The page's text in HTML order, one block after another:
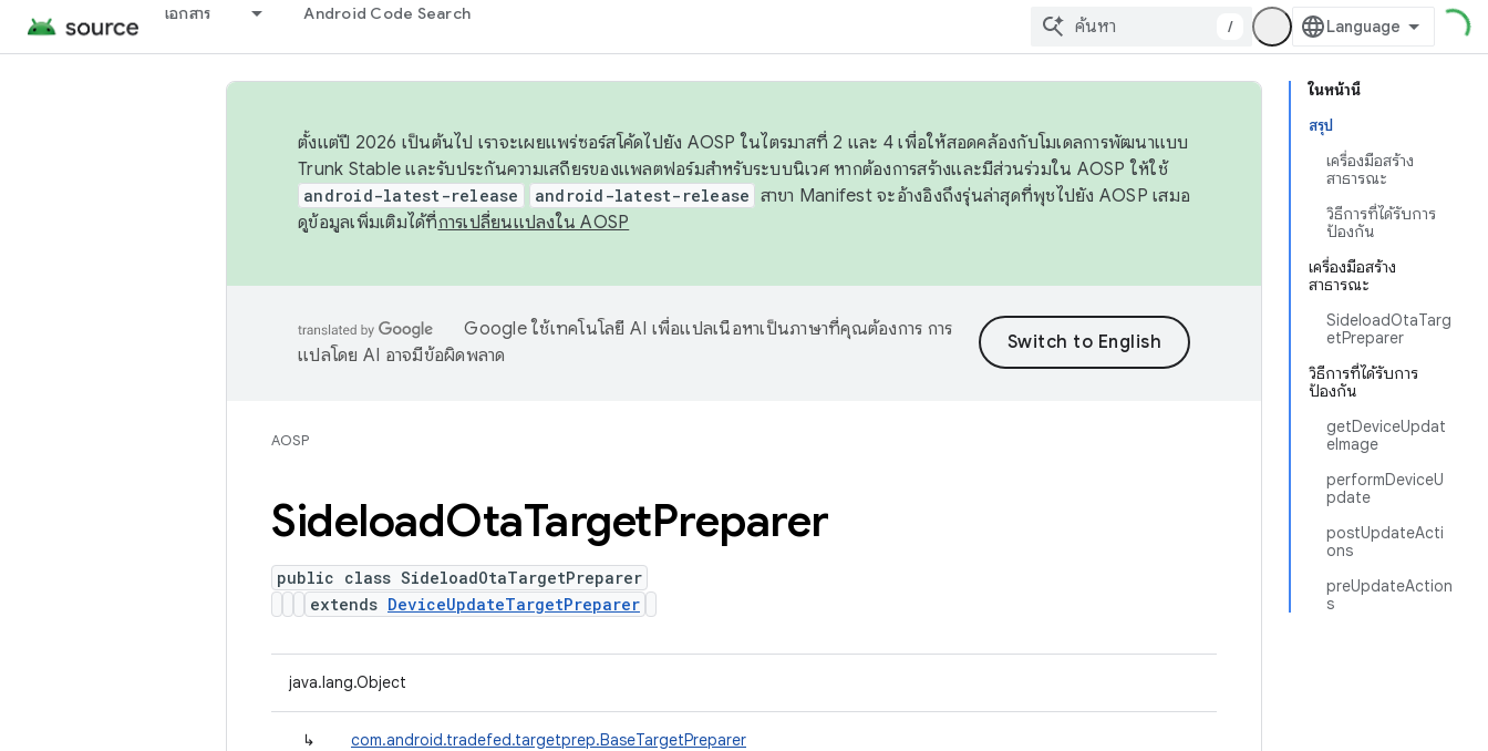
เอกสาร Android Code Search
/
ในหน้านี้
สรุป
เครื่องมือสร้าง
สาธารณะ
วิธีการที่ได้รับการ
ป้องกัน
เครื่องมือสร้าง
สาธารณะ
SideloadOtaTarg
etPreparer
วิธีการที่ได้รับการ
ป้องกัน
getDeviceUpdat
eImage
performDeviceU
pdate
postUpdateActi
ons
preUpdateAction
s
ตั้งแต่ปี 2026 เป็นต้นไป เราจะเผยแพร่ซอร์สโค้ดไปยัง AOSP ในไตรมาสที่ 2 และ 4 เพื่อให้สอดคล้องกับโมเดลการพัฒนาแบบ
Trunk Stable และรับประกันความเสถียรของแพลตฟอร์มสำหรับระบบนิเวศ หากต้องการสร้างและมีส่วนร่วมใน AOSP ให้ใช้
android-latest-release android-latest-release สาขา Manifest จะอ้างอิงถึงรุ่นล่าสุดที่พุชไปยัง AOSP เสมอ
ดูข้อมูลเพิ่มเติมได้ที่การเปลี่ยนแปลงใน AOSP
Google ใช้เทคโนโลยี AI เพื่อแปลเนื้อหาเป็นภาษาที่คุณต้องการ การ
แปลโดย AI อาจมีข้อผิดพลาด
AOSP
SideloadOtaTargetPreparer
public class SideloadOtaTargetPreparer
extends DeviceUpdateTargetPreparer
java.lang.Object
↳ com.android.tradefed.targetprep.BaseTargetPreparer